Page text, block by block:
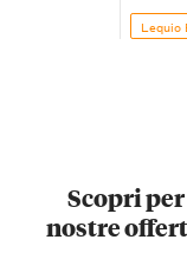
Lequio
Scopri
nostre